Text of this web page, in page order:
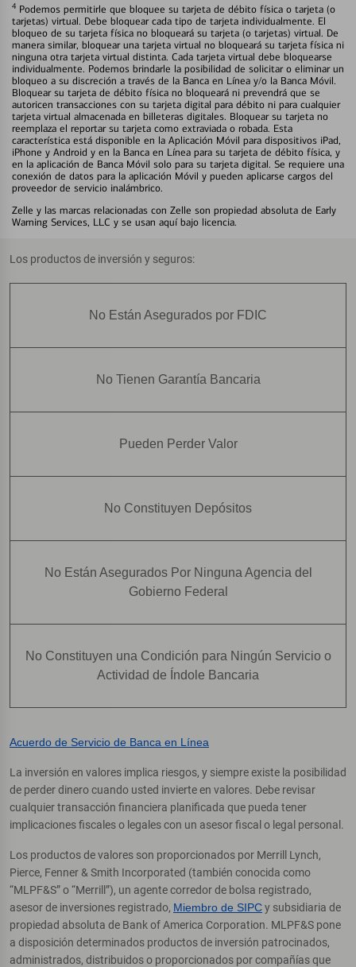
4 Podemos permitirle que bloquee su tarjeta de débito física o tarjeta (o
tarjetas) virtual. Debe bloquear cada tipo de tarjeta individualmente. El
bloqueo de su tarjeta física no bloqueará su tarjeta (o tarjetas) virtual. De
manera similar, bloquear una tarjeta virtual no bloqueará su tarjeta física ni
ninguna otra tarjeta virtual distinta. Cada tarjeta virtual debe bloquearse
individualmente. Podemos brindarle la posibilidad de solicitar o eliminar un
bloqueo a su discreción a través de la Banca en Línea y/o la Banca Móvil.
Bloquear su tarjeta de débito física no bloqueará ni prevendrá que se
autoricen transacciones con su tarjeta digital para débito ni para cualquier
tarjeta virtual almacenada en billeteras digitales. Bloquear su tarjeta no
reemplaza el reportar su tarjeta como extraviada o robada. Esta
característica está disponible en la Aplicación Móvil para dispositivos iPad,
iPhone y Android y en la Banca en Línea para su tarjeta de débito física, y
en la aplicación de Banca Móvil solo para su tarjeta digital. Se requiere una
conexión de datos para la aplicación Móvil y pueden aplicarse cargos del
proveedor de servicio inalámbrico.
Zelle y las marcas relacionadas con Zelle son propiedad absoluta de Early
Warning Services, LLC y se usan aquí bajo licencia.
Los productos de inversión y seguros:
No Están Asegurados por FDIC
No Tienen Garantía Bancaria
Pueden Perder Valor
No Constituyen Depósitos
No Están Asegurados Por Ninguna Agencia del
Gobierno Federal
No Constituyen una Condición para Ningún Servicio o
Actividad de Índole Bancaria
Acuerdo de Servicio de Banca en Línea
La inversión en valores implica riesgos, y siempre existe la posibilidad
de perder dinero cuando usted invierte en valores. Debe revisar
cualquier transacción financiera planificada que pueda tener
implicaciones fiscales o legales con un asesor fiscal o legal personal.
Los productos de valores son proporcionados por Merrill Lynch,
Pierce, Fenner & Smith Incorporated (también conocida como
“MLPF&S” o “Merrill”), un agente corredor de bolsa registrado,
asesor de inversiones registrado, Miembro de SIPCy subsidiaria de
propiedad absoluta de Bank of America Corporation. MLPF&S pone
a disposición determinados productos de inversión patrocinados,
administrados, distribuidos o proporcionados por compañías que